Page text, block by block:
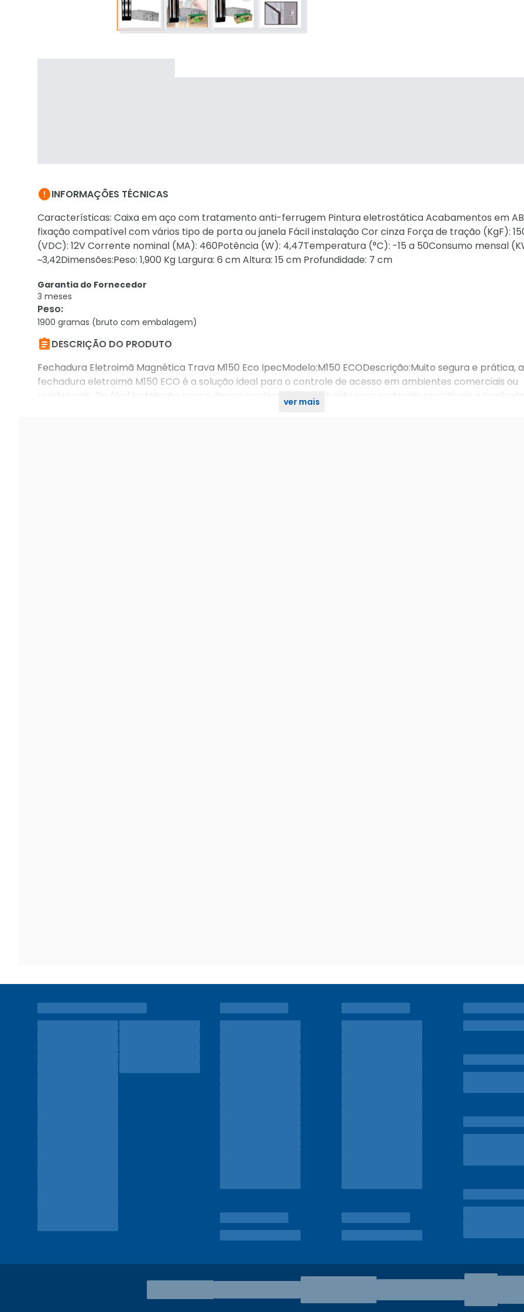
INFORMAÇÕES TÉCNICAS
Características: Caixa em aço com tratamento anti-ferrugem Pintura eletrostática Acabamentos em
fixação compatível com vários tipo de porta ou janela Fácil instalação Cor cinza Força de tração (KgF):
(VDC): 12V Corrente nominal (MA): 460Potência (W): 4,47Temperatura (°C): -15 a 50Consumo mensal
~3,42Dimensões:Peso: 1,900 Kg Largura: 6 cm Altura: 15 cm Profundidade: 7 cm
Garantia do Fornecedor
3 meses
Peso:
1900 gramas (bruto com embalagem)
DESCRIÇÃO DO PRODUTO
Fechadura Eletroimã Magnética Trava M150 Eco IpecModelo:M150 ECODescrição:Muito segura e prática, a
fechadura eletroimã M150 ECO é a solução ideal para o controle de acesso em ambientes comerciais ou
residenciais. De fácil instalação possui design moderno e é produzida com materiais recicláveis e banhada
ver mais